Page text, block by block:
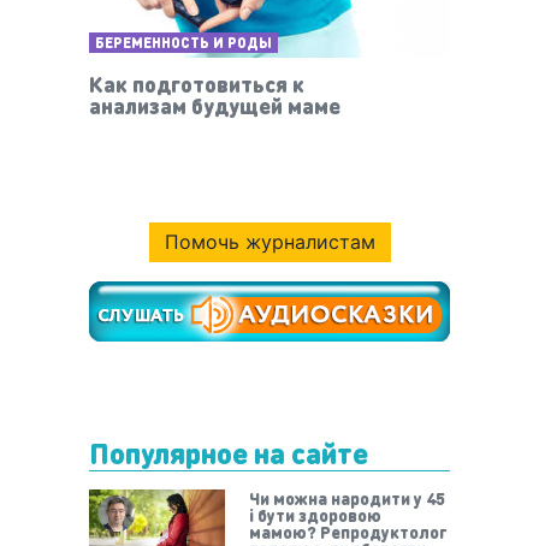
БЕРЕМЕННОСТЬ И РОДЫ
Как подготовиться к
анализам будущей маме
Помочь журналистам
Популярное на сайте
Чи можна народити у 45
і бути здоровою
мамою? Репродуктолог